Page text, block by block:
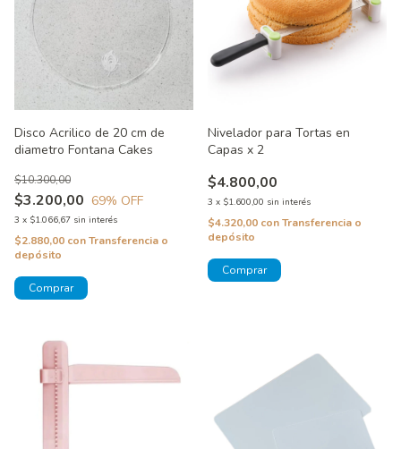
Disco Acrilico de 20 cm de
diametro Fontana Cakes
$3.200,00
$10.300,00
69% OFF
3 x $1.066,67 sin interés
$2.880,00 conTransferencia o
depósito
Nivelador para Tortas en
Capas x 2
$4.800,00
3 x $1.600,00 sin interés
$4.320,00 conTransferencia o
depósito